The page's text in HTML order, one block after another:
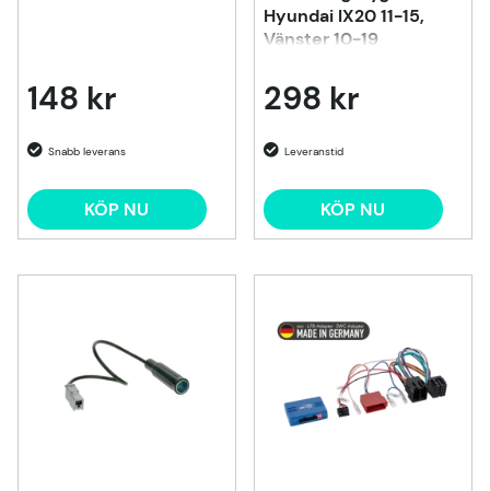
148 kr
KÖP NU
Hyundai IX20 11-15,
Vänster 10-19
298 kr
KÖP NU